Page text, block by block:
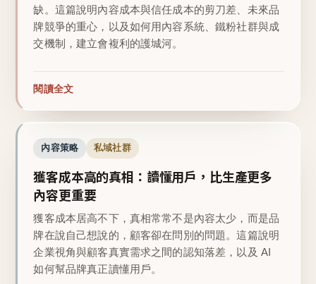
缺。這篇說明內容成本與信任成本的剪刀差、未來品
牌競爭的重心，以及如何用內容系統、鐵粉社群與成
交機制，建立會複利的護城河。
閱讀全文
內容策略 私域社群
獲客成本高的真相：讀懂用戶，比生產更多
內容更重要
獲客成本居高不下，真相常常不是內容太少，而是品
牌在說自己想說的，顧客卻在問別的問題。這篇說明
企業視角與顧客真實需求之間的認知落差，以及 AI
如何幫品牌真正讀懂用戶。